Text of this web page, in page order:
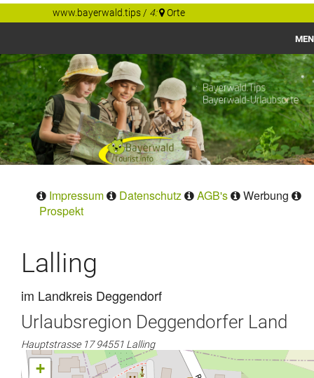
www.bayerwald.tips/ 4: Orte
Bayerwald
Gastgeber Tips
Regionen
Orte
Impressum Datenschutz AGB's
Werbung
Prospekt
Lalling
im Landkreis Deggendorf
Urlaubsregion Deggendorfer Land
Hauptstrasse 17 94551 Lalling
+